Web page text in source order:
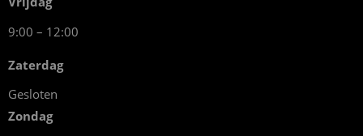
9:00 – 12:00
Zaterdag
Gesloten
Zondag